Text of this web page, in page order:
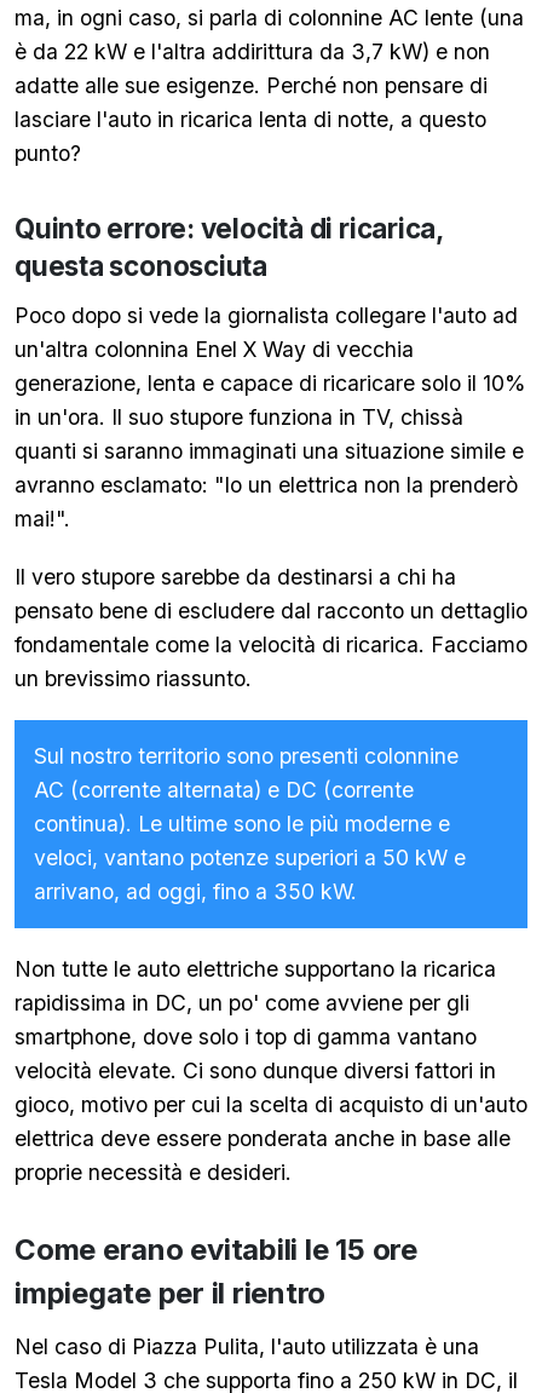
ma, in ogni caso, si parla di colonnine AC lente (una
è da 22 kW e l'altra addirittura da 3,7 kW) e non
adatte alle sue esigenze. Perché non pensare di
lasciare l'auto in ricarica lenta di notte, a questo
punto?
Quinto errore: velocità di ricarica,
questa sconosciuta
Poco dopo si vede la giornalista collegare l'auto ad
un'altra colonnina Enel X Way di vecchia
generazione, lenta e capace di ricaricare solo il 10%
in un'ora. Il suo stupore funziona in TV, chissà
quanti si saranno immaginati una situazione simile e
avranno esclamato: "Io un elettrica non la prenderò
mai!".
Il vero stupore sarebbe da destinarsi a chi ha
pensato bene di escludere dal racconto un dettaglio
fondamentale come la velocità di ricarica. Facciamo
un brevissimo riassunto.
Sul nostro territorio sono presenti colonnine
AC (corrente alternata) e DC (corrente
continua). Le ultime sono le più moderne e
veloci, vantano potenze superiori a 50 kW e
arrivano, ad oggi, fino a 350 kW.
Non tutte le auto elettriche supportano la ricarica
rapidissima in DC, un po' come avviene per gli
smartphone, dove solo i top di gamma vantano
velocità elevate. Ci sono dunque diversi fattori in
gioco, motivo per cui la scelta di acquisto di un'auto
elettrica deve essere ponderata anche in base alle
proprie necessità e desideri.
Come erano evitabili le 15 ore
impiegate per il rientro
Nel caso di Piazza Pulita, l'auto utilizzata è una
Tesla Model 3 che supporta fino a 250 kW in DC, il